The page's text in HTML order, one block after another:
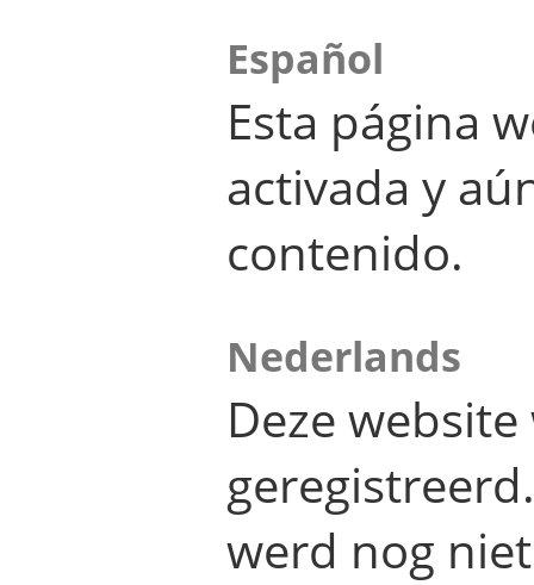
Español
Esta página
activada y
contenido.
Nederlands
Deze
werd nog